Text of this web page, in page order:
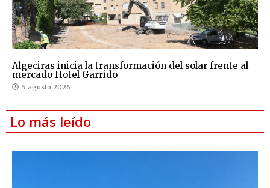
Algeciras inicia la transformación del solar frente al
mercado Hotel Garrido
5 agosto 2026
Lo más leído